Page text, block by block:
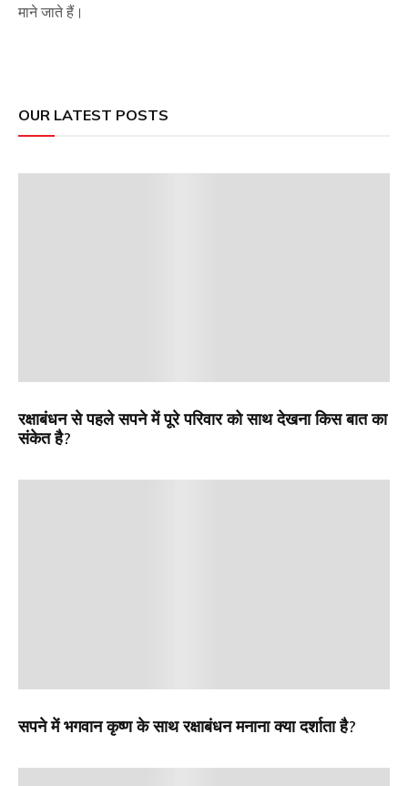
माने जाते हैं।
OUR LATEST POSTS
रक्षाबंधन से पहले सपने में पूरे परिवार को साथ देखना किस बात का
संकेत है?
सपने में भगवान कृष्ण के साथ रक्षाबंधन मनाना क्या दर्शाता है?